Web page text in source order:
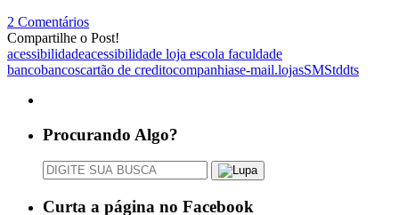
2 Comentários
Compartilhe o Post!
acessibilidadeacessibilidade loja escola faculdade
bancobancoscartão de creditocompanhiase-mail.lojasSMStddts
Procurando Algo?
Curta a página no Facebook